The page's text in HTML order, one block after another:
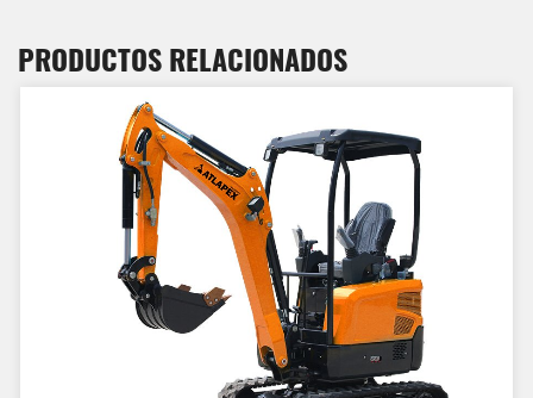
PRODUCTOS RELACIONADOS